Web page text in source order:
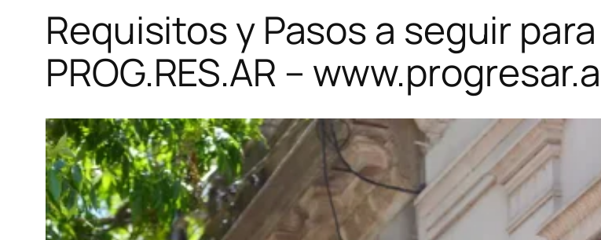
Requisitos y Pasos a seguir
PROG.RES.AR –